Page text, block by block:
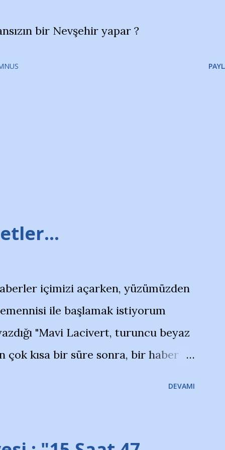
bir Nevşehir yapar ?
içimizi açarken, yüzümüzden
ile başlamak istiyorum
"Mavi Lacivert, turuncu beyaz
çok kısa bir süre sonra, bir haber
toplanarak İstanbul
DEVAMI